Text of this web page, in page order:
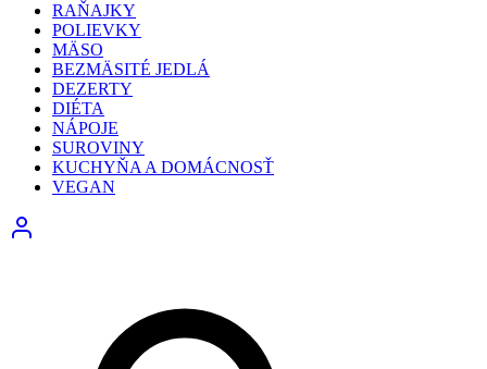
RAŇAJKY
POLIEVKY
MÄSO
BEZMÄSITÉ JEDLÁ
DEZERTY
DIÉTA
NÁPOJE
SUROVINY
KUCHYŇA A DOMÁCNOSŤ
VEGAN